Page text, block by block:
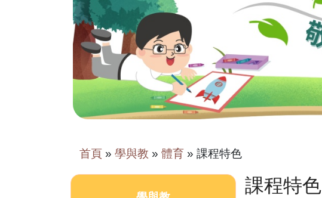
首頁 » 學與教 » 體育 » 課程特色
課程特色